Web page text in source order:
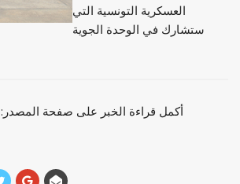
العسكرية التونسية التي
ستشارك في الوحدة الجوية
أكمل قراءة الخبر على صفحة المصدر: